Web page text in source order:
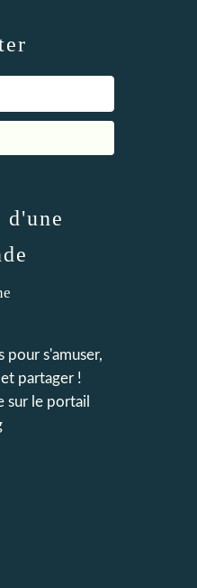
d'une
pour s'amuser,
partager !
sur le portail